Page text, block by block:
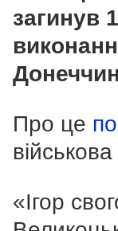
загинув
Про це
військова
«Ігор